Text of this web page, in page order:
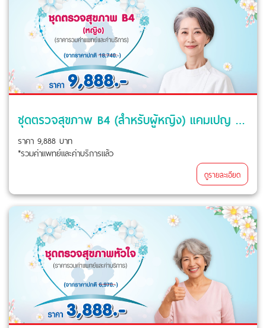
ชุดตรวจสุขภาพ B4 (สำหรับผู้หญิง) แคมเปญ Beyond Love For Mom
ราคา 9,888 บาท
*รวมค่าแพทย์และค่าบริการแล้ว
ดูรายละเอียด